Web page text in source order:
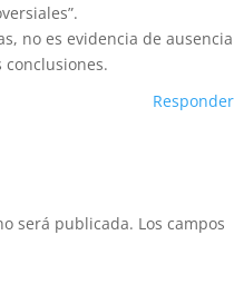
no es evidencia de ausencia
Responder
será publicada. Los campos